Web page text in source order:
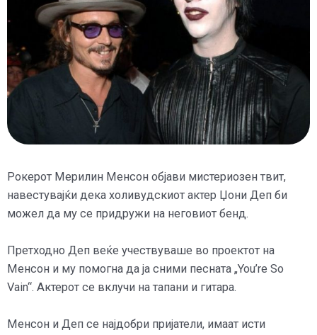
Рокерот Мерилин Менсон објави мистериозен твит,
навестувајќи дека холивудскиот актер Џони Деп би
можел да му се придружи на неговиот бенд.
Претходно Деп веќе учествуваше во проектот на
Менсон и му помогна да ја сними песната „You’re So
Vain“. Актерот се вклучи на тапани и гитара.
Менсон и Деп се најдобри пријатели, имаат исти